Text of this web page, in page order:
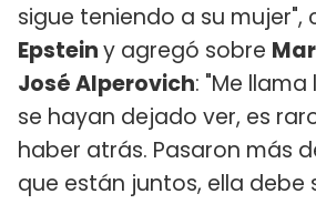
sigue teniendo a su mujer",
Epsteiny agregó sobre
José Alperovich: "Me
se hayan dejado ver, es
haber atrás. Pasaron más
que están juntos, ella debe